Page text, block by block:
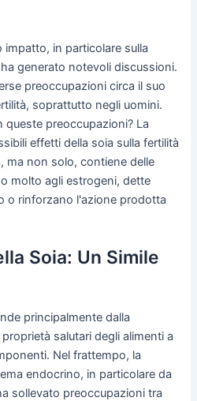
in particolare sulla
generato notevoli discussioni.
preoccupazioni circa il suo
soprattutto negli uomini.
preoccupazioni? La
effetti della soia sulla fertilità
ma non solo, contiene delle
molto agli estrogeni, dette
o rinforzano l'azione prodotta
Soia: Un Simile
principalmente dalla
salutari degli alimenti a
Nel frattempo, la
endocrino, in particolare da
sollevato preoccupazioni tra